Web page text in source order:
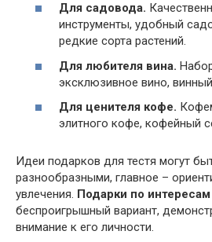
Для садовода.
инструменты, удобный
редкие сорта растений.
Для любителя вина.
эксклюзивное вино,
Для ценителя кофе.
элитного кофе, кофейный
Идеи подарков для тестя могут
разнообразными, главное –
увлечения. Подарки по интересам
беспроигрышный вариант,
внимание к его личности.